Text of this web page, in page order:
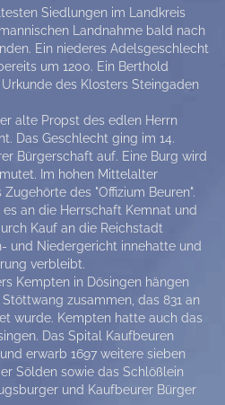
Siedlungen im Landkreis
Landnahme bald nach
Ein niederes Adelsgeschlecht
um 1200. Ein Berthold
des Klosters Steingaden
alte Propst des edlen Herrn
Das Geschlecht ging im 14.
Bürgerschaft auf. Eine Burg wird
Im hohen Mittelalter
des "Offizium Beuren".
an die Herrschaft Kemnat und
Kauf an die Reichstadt
und Niedergericht innehatte und
verbleibt.
Kempten in Dösingen hängen
zusammen, das 831 an
wurde. Kempten hatte auch das
Das Spital Kaufbeuren
erwarb 1697 weitere sieben
Sölden sowie das Schlößlein
und Kaufbeurer Bürger